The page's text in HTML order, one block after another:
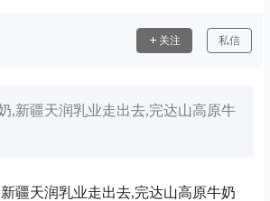
关注 私信
,新疆天润乳业走出去,完达山高原牛
疆天润乳业走出去,完达山高原牛奶